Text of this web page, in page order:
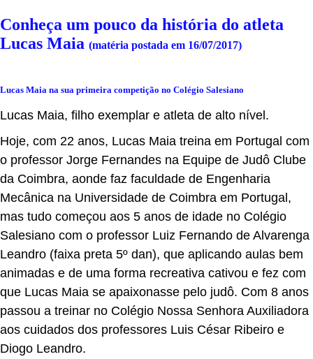
Conheça um pouco da história do atleta
Lucas Maia (matéria postada em 16/07/2017)
Lucas Maia na sua primeira competição no Colégio Salesiano
Lucas Maia, filho exemplar e atleta de alto nível.
Hoje, com 22 anos, Lucas Maia treina em Portugal com
o professor Jorge Fernandes na Equipe de Judô Clube
da Coimbra, aonde faz faculdade de Engenharia
Mecânica na Universidade de Coimbra em Portugal,
mas tudo começou aos 5 anos de idade no Colégio
Salesiano com o professor Luiz Fernando de Alvarenga
Leandro (faixa preta 5º dan), que aplicando aulas bem
animadas e de uma forma recreativa cativou e fez com
que Lucas Maia se apaixonasse pelo judô. Com 8 anos
passou a treinar no Colégio Nossa Senhora Auxiliadora
aos cuidados dos professores Luis César Ribeiro e
Diogo Leandro.